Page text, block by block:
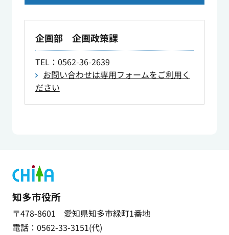
企画部 企画政策課
TEL：0562-36-2639
お問い合わせは専用フォームをご利用く
ださい
知多市役所
〒478-8601 愛知県知多市緑町1番地
電話：0562-33-3151(代)